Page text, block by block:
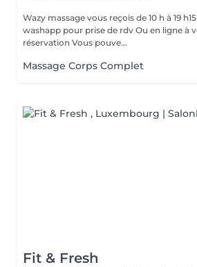
Wazy massage vous reçois de 10 h à 19 h15 Je suis joignable sur
washapp pour prise de rdv Ou en ligne à votre choix pour la
réservation Vous pouve...
Massage Corps Complet
Fit & Fresh